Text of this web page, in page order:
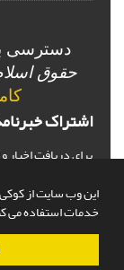
این وب سایت از کوکی
خدمات استفاده می
دسترسی
حقوق
اشتراک
برای دریافت